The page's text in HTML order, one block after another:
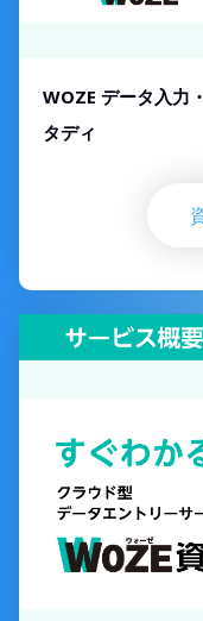
WOZE データ入力
タディ